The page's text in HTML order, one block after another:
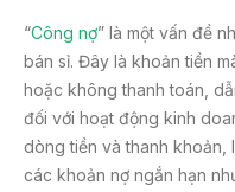
“Công nợ” là một vấn đề
bán sỉ. Đây là khoản tiền
hoặc không thanh toán,
đối với hoạt động kinh
dòng tiền và thanh khoản,
các khoản nợ ngắn hạn